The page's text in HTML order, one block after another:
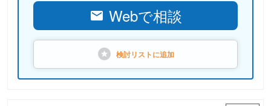
Webで相談
検討リストに追加